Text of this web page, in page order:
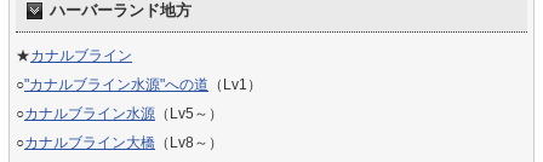
ハーバーランド地方
★カナルブライン
○"カナルブライン水源"への道 （Lv1）
○カナルブライン水源 （Lv5～）
○カナルブライン大橋 （Lv8～）